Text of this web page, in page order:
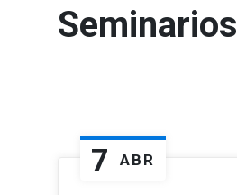
Seminarios
7 ABR